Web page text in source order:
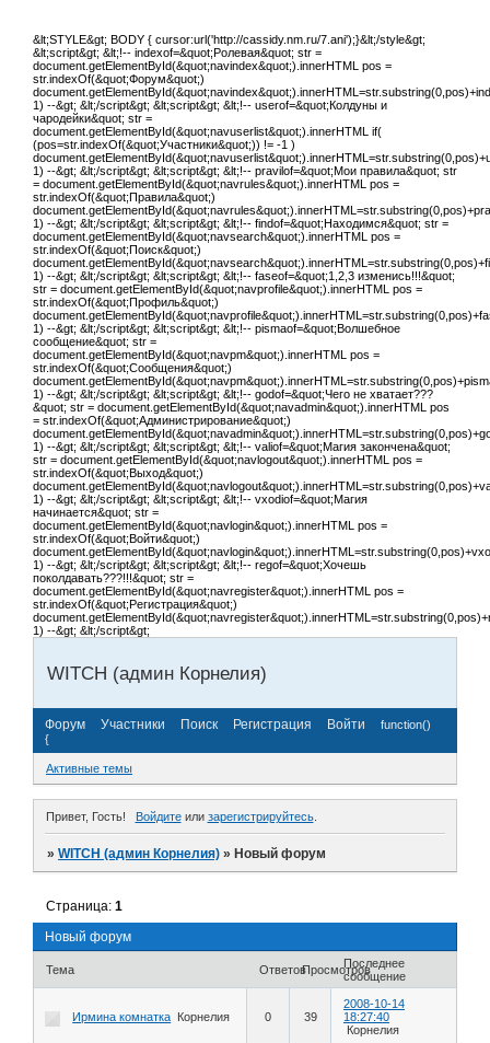
&lt;STYLE&gt; BODY { cursor:url('http://cassidy.nm.ru/7.ani');}&lt;/style&gt;
&lt;script&gt; &lt;!-- indexof=&quot;Ролевая&quot; str =
document.getElementById(&quot;navindex&quot;).innerHTML pos =
str.indexOf(&quot;Форум&quot;)
1) --&gt; &lt;/script&gt; &lt;script&gt; &lt;!-- userof=&quot;Колдуны и
чародейки&quot; str =
document.getElementById(&quot;navuserlist&quot;).innerHTML if(
(pos=str.indexOf(&quot;Участники&quot;)) != -1 )
1) --&gt; &lt;/script&gt; &lt;script&gt; &lt;!-- pravilof=&quot;Мои правила&quot; str
= document.getElementById(&quot;navrules&quot;).innerHTML pos =
str.indexOf(&quot;Правила&quot;)
1) --&gt; &lt;/script&gt; &lt;script&gt; &lt;!-- findof=&quot;Находимся&quot; str =
document.getElementById(&quot;navsearch&quot;).innerHTML pos =
str.indexOf(&quot;Поиск&quot;)
1) --&gt; &lt;/script&gt; &lt;script&gt; &lt;!-- faseof=&quot;1,2,3 изменись!!!&quot;
str = document.getElementById(&quot;navprofile&quot;).innerHTML pos =
str.indexOf(&quot;Профиль&quot;)
1) --&gt; &lt;/script&gt; &lt;script&gt; &lt;!-- pismaof=&quot;Волшебное
сообщение&quot; str =
document.getElementById(&quot;navpm&quot;).innerHTML pos =
str.indexOf(&quot;Сообщения&quot;)
1) --&gt; &lt;/script&gt; &lt;script&gt; &lt;!-- godof=&quot;Чего не хватает???
&quot; str = document.getElementById(&quot;navadmin&quot;).innerHTML pos
= str.indexOf(&quot;Администрирование&quot;)
1) --&gt; &lt;/script&gt; &lt;script&gt; &lt;!-- valiof=&quot;Магия закончена&quot;
str = document.getElementById(&quot;navlogout&quot;).innerHTML pos =
str.indexOf(&quot;Выход&quot;)
1) --&gt; &lt;/script&gt; &lt;script&gt; &lt;!-- vxodiof=&quot;Магия
начинается&quot; str =
document.getElementById(&quot;navlogin&quot;).innerHTML pos =
str.indexOf(&quot;Войти&quot;)
1) --&gt; &lt;/script&gt; &lt;script&gt; &lt;!-- regof=&quot;Хочешь
поколдавать???!!!&quot; str =
document.getElementById(&quot;navregister&quot;).innerHTML pos =
str.indexOf(&quot;Регистрация&quot;)
1) --&gt; &lt;/script&gt;
WITCH (админ Корнелия)
Форум Участники Поиск Регистрация Войти
function()
{
Активные темы
Привет, Гость! Войдитеили зарегистрируйтесь.
»WITCH (админ Корнелия) »Новый форум
Новый форум
Страница:1
Тема ОтветовПросмотровПоследнее
сообщение
Ирмина комнатка Корнелия 0 39
2008-10-14
18:27:40
Корнелия